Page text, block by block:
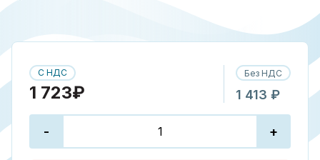
С НДС
1 723₽
Без НДС
1 413 ₽
- +